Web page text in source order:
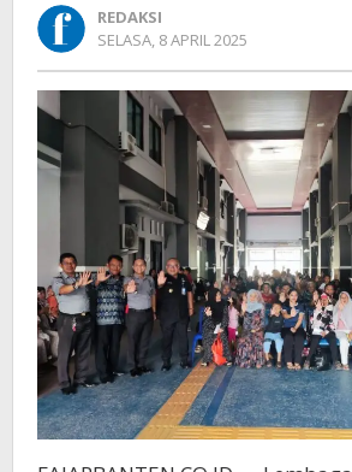
Komitmen
Narkotika
dari
Dalam
REDAKSI
SELASA, 8 APRIL 2025